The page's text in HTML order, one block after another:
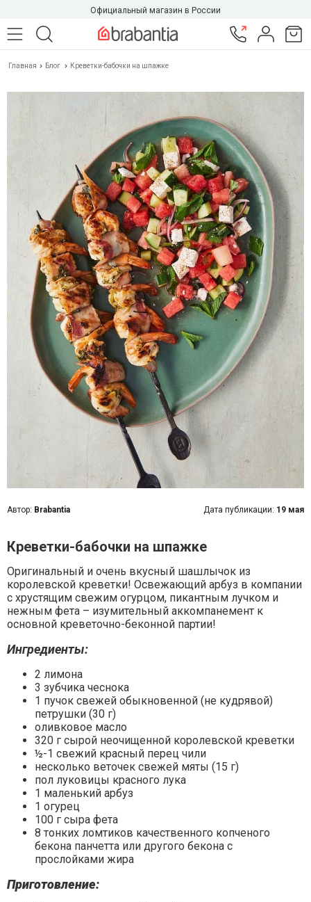
Официальный магазин в России
Главная Блог Креветки-бабочки на шпажке
Креветки-бабочки на шпажке
Оригинальный и очень вкусный шашлычок из
королевской креветки! Освежающий арбуз в компании
с хрустящим свежим огурцом, пикантным лучком и
нежным фета – изумительный аккомпанемент к
основной креветочно-беконной партии!
Ингредиенты:
2 лимона
3 зубчика чеснока
1 пучок свежей обыкновенной (не кудрявой)
петрушки (30 г)
оливковое масло
320 г сырой неочищенной королевской креветки
½-1 свежий красный перец чили
несколько веточек свежей мяты (15 г)
пол луковицы красного лука
1 маленький арбуз
1 огурец
100 г сыра фета
8 тонких ломтиков качественного копченого
бекона панчетта или другого бекона с
прослойками жира
Приготовление:
Автор: Brabantia Дата публикации: 19 мая